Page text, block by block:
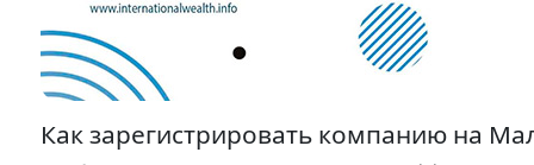
Как зарегистрировать компанию на